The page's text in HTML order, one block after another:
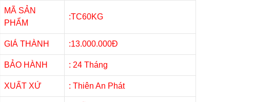
MÃ SẢN
PHẨM
:TC60KG
GIÁ THÀNH :13.000.000Đ
BẢO HÀNH : 24 Tháng
XUẤT XỨ : Thiên An Phát